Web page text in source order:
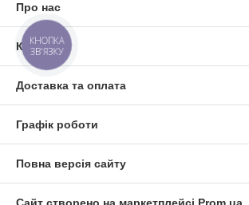
Про нас
Контакти
Доставка та оплата
Графік роботи
Повна версія сайту
КНОПКА
ЗВ'ЯЗКУ